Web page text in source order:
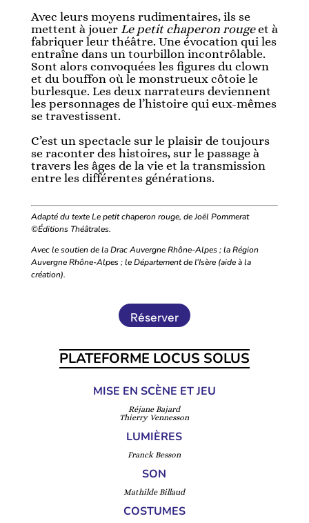
Avec leurs moyens rudimentaires, ils se
mettent à jouer Le petit chaperon rougeet à
fabriquer leur théâtre. Une évocation qui les
entraîne dans un tourbillon incontrôlable.
Sont alors convoquées les figures du clown
et du bouffon où le monstrueux côtoie le
burlesque. Les deux narrateurs deviennent
les personnages de l’histoire qui eux-mêmes
se travestissent.
C’est un spectacle sur le plaisir de toujours
se raconter des histoires, sur le passage à
travers les âges de la vie et la transmission
entre les différentes générations.
Adapté du texte Le petit chaperon rouge, de Joël Pommerat
©Éditions Théâtrales.
Avec le soutien de la Drac Auvergne Rhône-Alpes ; la Région
Auvergne Rhône-Alpes ; le Département de l’Isère (aide à la
création).
Réserver
PLATEFORME LOCUS SOLUS
MISE EN SCÈNE ET JEU
Réjane Bajard
Thierry Vennesson
LUMIÈRES
Franck Besson
SON
Mathilde Billaud
COSTUMES